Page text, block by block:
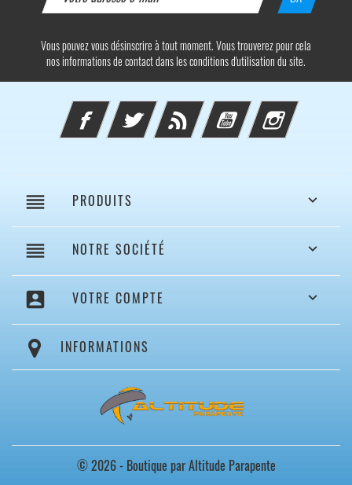
Vous pouvez vous désinscrire à tout moment. Vous trouverez pour cela
nos informations de contact dans les conditions d'utilisation du site.
FacebookTwitter Rss YouTube Instagram
reorder PRODUITS 
reorder NOTRE SOCIÉTÉ 
account_box VOTRE COMPTE 
INFORMATIONS
© 2026 - Boutique par Altitude Parapente